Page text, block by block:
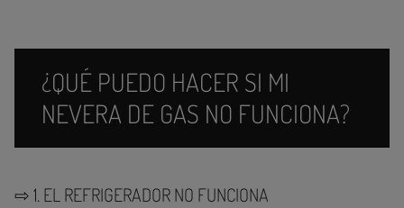
¿QUÉ PUEDO HACER SI MI
NEVERA DE GAS NO FUNCIONA?
⇨ 1. EL REFRIGERADOR NO FUNCIONA